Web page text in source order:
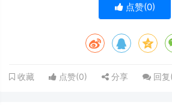
点赞(0)
收藏 点赞(0) 分享 回复(